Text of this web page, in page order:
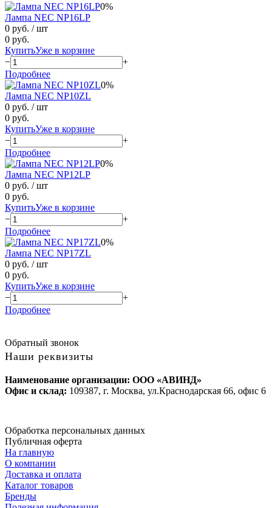
0%
Лампа NEC NP16LP
0 руб. / шт
0 руб.
КупитьУже в корзине
−
+
Подробнее
0%
Лампа NEC NP10ZL
0 руб. / шт
0 руб.
КупитьУже в корзине
−
+
Подробнее
0%
Лампа NEC NP12LP
0 руб. / шт
0 руб.
КупитьУже в корзине
−
+
Подробнее
0%
Лампа NEC NP17ZL
0 руб. / шт
0 руб.
КупитьУже в корзине
−
+
Подробнее
Обратный звонок
Наши реквизиты
Наименование организации: ООО «АВИНД»
Офис и склад: 109387, г. Москва, ул.Краснодарская 66, офис 6
Обработка персональных данных
Публичная оферта
На главную
О компании
Доставка и оплата
Каталог товаров
Бренды